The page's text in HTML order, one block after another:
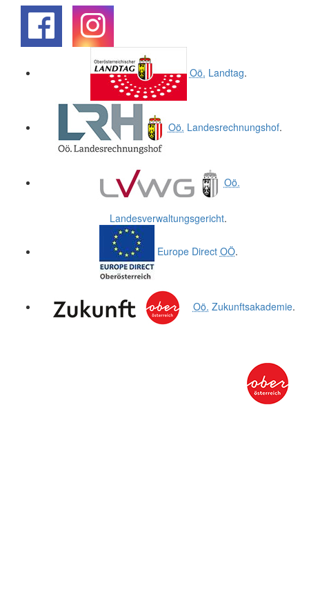
Oö. Landtag.
Oö. Landesrechnungshof.
Oö.
Landesverwaltungsgericht.
Europe Direct OÖ.
Oö. Zukunftsakademie.